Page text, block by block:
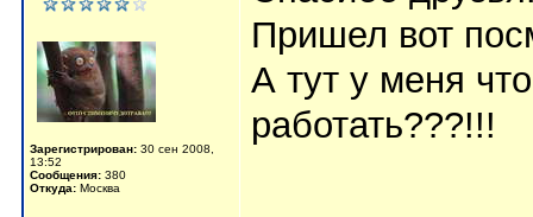
Зарегистрирован: 30 сен 2008,
13:52
Сообщения: 380
Откуда: Москва
Пришел вот
А тут у меня
работать???!!!